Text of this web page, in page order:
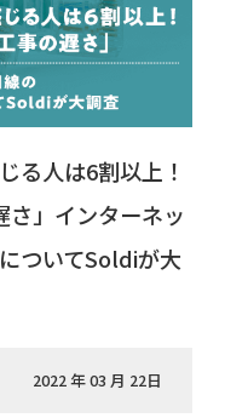
る人は6割以上！
さ」インターネッ
ついてSoldiが大
2022 年 03 月 22日